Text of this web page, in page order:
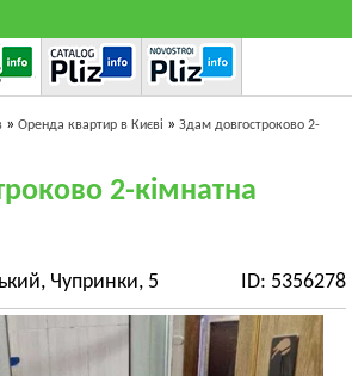
» Оренда квартир в Києві » Здам довгостроково 2-
2-кімнатна
Чупринки, 5 ID: 5356278